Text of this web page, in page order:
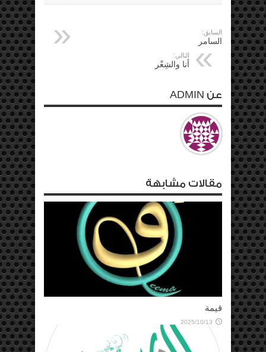
السابق:
السامر
التالي:
أنا والشِعْر
عن ADMIN
مقالات مشابهة
قيمة
2025/10/13